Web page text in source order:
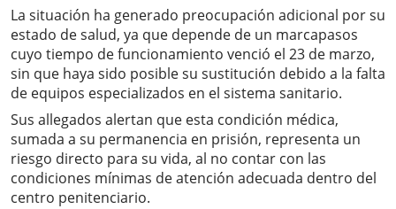
La situación ha generado preocupación adicional por su
estado de salud, ya que depende de un marcapasos
cuyo tiempo de funcionamiento venció el 23 de marzo,
sin que haya sido posible su sustitución debido a la falta
de equipos especializados en el sistema sanitario.
Sus allegados alertan que esta condición médica,
sumada a su permanencia en prisión, representa un
riesgo directo para su vida, al no contar con las
condiciones mínimas de atención adecuada dentro del
centro penitenciario.